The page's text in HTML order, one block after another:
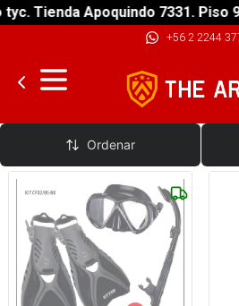
Apoquindo 7331. Piso 9.
+56 2 2244
Mascaras De Buceo
Ordenar